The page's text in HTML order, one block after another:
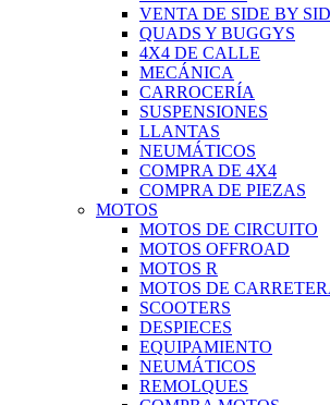
VENTA DE SIDE BY
QUADS Y BUGGYS
4X4 DE CALLE
MECÁNICA
CARROCERÍA
SUSPENSIONES
LLANTAS
NEUMÁTICOS
COMPRA DE 4X4
COMPRA DE PIEZAS
MOTOS
MOTOS DE CIRCUITO
MOTOS OFFROAD
MOTOS R
MOTOS DE
SCOOTERS
DESPIECES
EQUIPAMIENTO
NEUMÁTICOS
REMOLQUES